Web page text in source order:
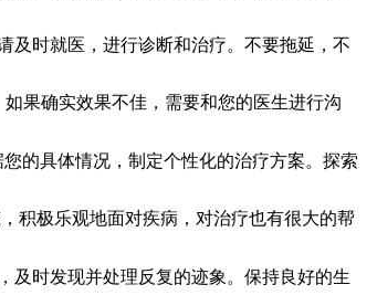
及时就医，进行诊断和治疗。不要拖延，不
果确实效果不佳，需要和您的医生进行沟
的具体情况，制定个性化的治疗方案。探索
积极乐观地面对疾病，对治疗也有很大的帮
及时发现并处理反复的迹象。保持良好的生